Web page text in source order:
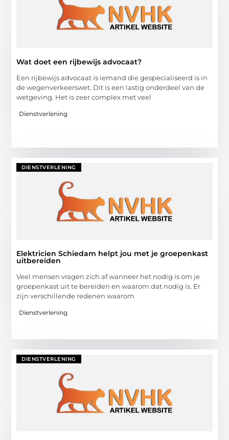
Wat doet een rijbewijs advocaat?
Een rijbewijs advocaat is iemand die gespecialiseerd is in
de wegenverkeerswet. Dit is een lastig onderdeel van de
wetgeving. Het is zeer complex met veel
Dienstverlening
DIENSTVERLENING
Elektricien Schiedam helpt jou met je groepenkast
uitbereiden
Veel mensen vragen zich af wanneer het nodig is om je
groepenkast uit te bereiden en waarom dat nodig is. Er
zijn verschillende redenen waarom
Dienstverlening
DIENSTVERLENING